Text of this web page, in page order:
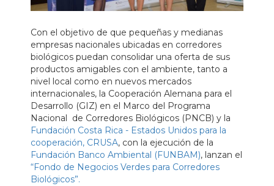
Con el objetivo de que pequeñas y medianas
empresas nacionales ubicadas en corredores
biológicos puedan consolidar una oferta de sus
productos amigables con el ambiente, tanto a
nivel local como en nuevos mercados
internacionales, la Cooperación Alemana para el
Desarrollo (GIZ) en el Marco del Programa
Nacional de Corredores Biológicos (PNCB) y la
Fundación Costa Rica - Estados Unidos para la
cooperación, CRUSA, con la ejecución de la
Fundación Banco Ambiental (FUNBAM), lanzan el
“Fondo de Negocios Verdes para Corredores
Biológicos”.